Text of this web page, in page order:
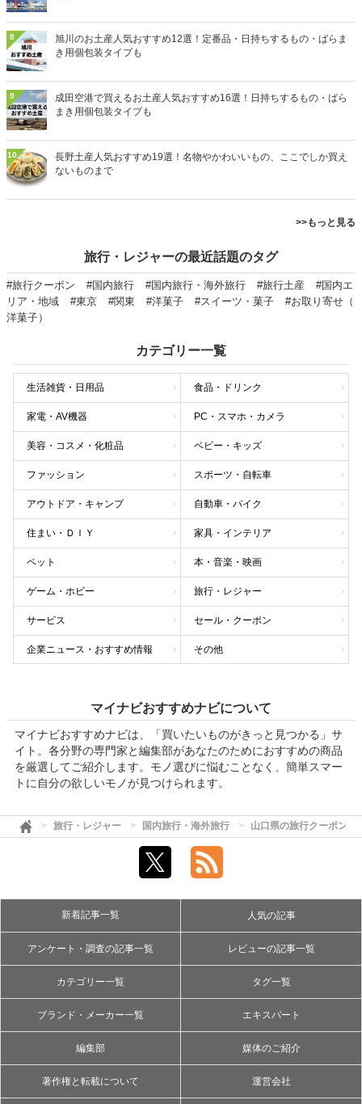
8
旭川のお土産人気おすすめ12選！定番品・日持ちするもの・ばらま
き用個包装タイプも
9
成田空港で買えるお土産人気おすすめ16選！日持ちするもの・ばら
まき用個包装タイプも
10
長野土産人気おすすめ19選！名物やかわいいもの、ここでしか買え
ないものまで
>>もっと見る
旅行・レジャーの最近話題のタグ
#旅行クーポン #国内旅行 #国内旅行・海外旅行 #旅行土産
#国内エ
リア・地域
#東京 #関東 #洋菓子 #スイーツ・菓子
#お取り寄せ（
洋菓子）
カテゴリー一覧
生活雑貨・日用品 食品・ドリンク
家電・AV機器 PC・スマホ・カメラ
美容・コスメ・化粧品 ベビー・キッズ
ファッション スポーツ・自転車
アウトドア・キャンプ 自動車・バイク
住まい・ＤＩＹ 家具・インテリア
ペット 本・音楽・映画
ゲーム・ホビー 旅行・レジャー
サービス セール・クーポン
企業ニュース・おすすめ情報 その他
マイナビおすすめナビについて
マイナビおすすめナビは、「買いたいものがきっと見つかる」サ
イト。各分野の専門家と編集部があなたのためにおすすめの商品
を厳選してご紹介します。モノ選びに悩むことなく、簡単スマー
トに自分の欲しいモノが見つけられます。
旅行・レジャー 国内旅行・海外旅行 山口県の旅行クーポンま
新着記事一覧 人気の記事
アンケート・調査の記事一覧 レビューの記事一覧
カテゴリー一覧 タグ一覧
ブランド・メーカー一覧 エキスパート
編集部 媒体のご紹介
著作権と転載について 運営会社